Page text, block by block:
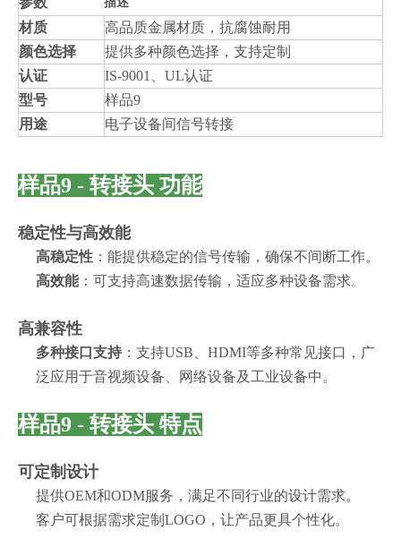
材质
高品质金属材质，抗腐蚀耐用
颜色选择
提供多种颜色选择，支持定制
认证
IS-9001、UL认证
型号
样品9
用途
电子设备间信号转接
样品9 - 转接头 功能
稳定性与高效能
高稳定性 ：能提供稳定的信号传输，确保不间断工作。
高效能：可支持高速数据传输，适应多种设备需求。
高兼容性
多种接口支持 ：支持USB、HDMI等多种常见接口，广
泛应用于音视频设备、网络设备及工业设备中。
样品9 - 转接头 特点
可定制设计
提供OEM和ODM服务，满足不同行业的设计需求。
客户可根据需求定制LOGO，让产品更具个性化。